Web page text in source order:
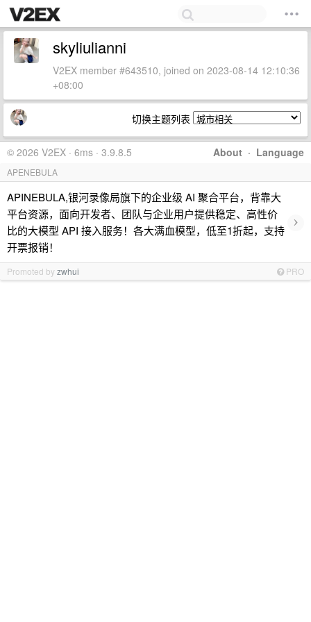
skyliulianni
V2EX member #643510, joined on 2023-08-14 12:10:36
+08:00
切换主题列表
About · Language
© 2026 V2EX · 6ms · 3.9.8.5
APENEBULA
APINEBULA,银河录像局旗下的企业级 AI 聚合平台，背靠大
平台资源，面向开发者、团队与企业用户提供稳定、高性价
比的大模型 API 接入服务！各大满血模型，低至1折起，支持
开票报销！
›
Promoted byzwhui PRO